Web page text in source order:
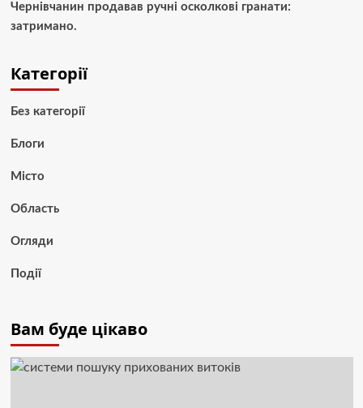
Чернівчанин продавав ручні осколкові гранати:
затримано.
Категорії
Без категорії
Блоги
Місто
Область
Огляди
Події
Вам буде цікаво